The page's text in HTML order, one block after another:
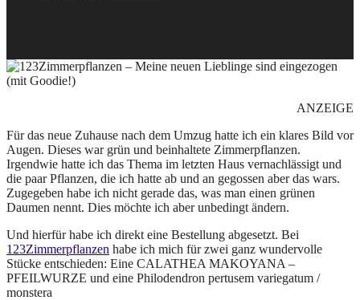
ANZEIGE
Für das neue Zuhause nach dem Umzug hatte ich ein klares Bild vor
Augen. Dieses war grün und beinhaltete Zimmerpflanzen.
Irgendwie hatte ich das Thema im letzten Haus vernachlässigt und
die paar Pflanzen, die ich hatte ab und an gegossen aber das wars.
Zugegeben habe ich nicht gerade das, was man einen grünen
Daumen nennt. Dies möchte ich aber unbedingt ändern.
Und hierfür habe ich direkt eine Bestellung abgesetzt. Bei
123Zimmerpflanzen habe ich mich für zwei ganz wundervolle
Stücke entschieden: Eine CALATHEA MAKOYANA –
PFEILWURZE und eine Philodendron pertusem variegatum /
monstera